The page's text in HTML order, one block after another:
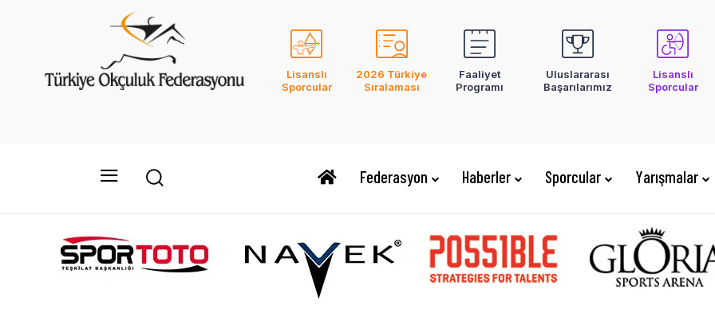
Lisanslı
Sporcular
2026 Türkiye
Sıralaması
Faaliyet
Programı
Uluslararası
Başarılarımız
Lisanslı
Sporcular
Federasyon Haberler Sporcular Yarışmalar